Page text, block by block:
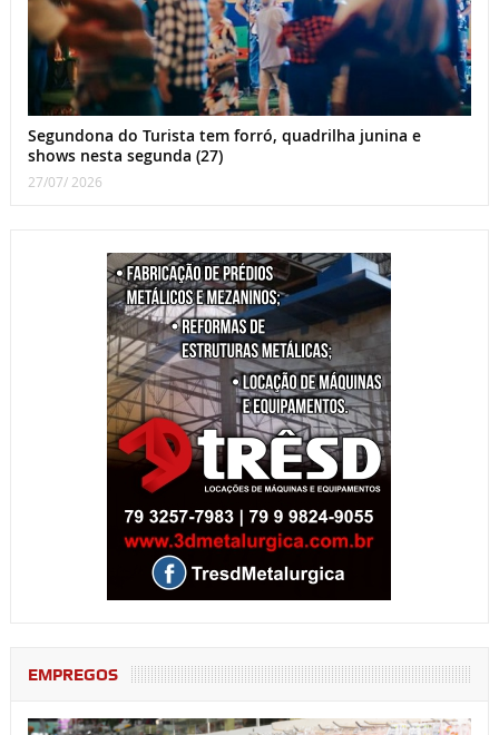
Segundona do Turista tem forró, quadrilha junina e
shows nesta segunda (27)
27/07/ 2026
EMPREGOS